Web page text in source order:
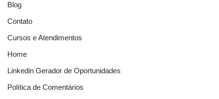
Blog
Contato
Cursos e Atendimentos
Home
Linkedin Gerador de Oportunidades
Política de Comentários